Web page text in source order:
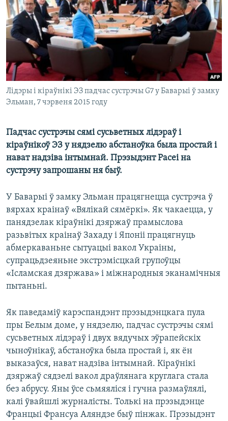
КУЛЬТУРА
КАЛЯНДАР
МОВА
НА ХВАЛЯХ СВАБОДЫ
Лідэры і кіраўнікі ЭЗ падчас сустрэчы G7 у Баварыі ў замку
Эльман, 7 чэрвеня 2015 году
Падчас сустрэчы сямі сусьветных лідэраў і
кіраўнікоў ЭЗ у нядзелю абстаноўка была простай і
нават надзіва інтымнай. Прэзыдэнт Расеі на
сустрэчу запрошаны ня быў.
У Баварыі ў замку Эльман працягнецца сустрэча ў
вярхах краінаў «Вялікай сямёркі». Як чакаецца, у
панядзелак кіраўнікі дзяржаў прамыслова
разьвітых краінаў Захаду і Японіі працягнуць
абмеркаваньне сытуацыі вакол Украіны,
супрацьдзеяньне экстрэмісцкай групоўцы
«Ісламская дзяржава» і міжнародныя эканамічныя
пытаньні.
Як паведаміў карэспандэнт прэзыдэнцкага пула
пры Белым доме, у нядзелю, падчас сустрэчы сямі
сусьветных лідэраў і двух вядучых эўрапейскіх
чыноўнікаў, абстаноўка была простай і, як ён
выказаўся, нават надзіва інтымнай. Кіраўнікі
дзяржаў сядзелі вакол драўлянага круглага стала
без абрусу. Яны ўсе сьмяяліся і гучна размаўлялі,
калі ўвайшлі журналісты. Толькі на прэзыдэнце
Францыі Франсуа Аляндзе быў пінжак. Прэзыдэнт